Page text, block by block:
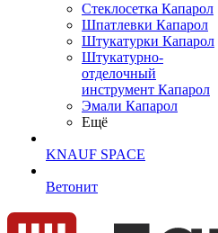
Cтеклосетка Капарол
Шпатлевки Капарол
Штукатурки Капарол
Штукатурно-
отделочный
инструмент Капарол
Эмали Капарол
Ещё
KNAUF SPACE
Ветонит